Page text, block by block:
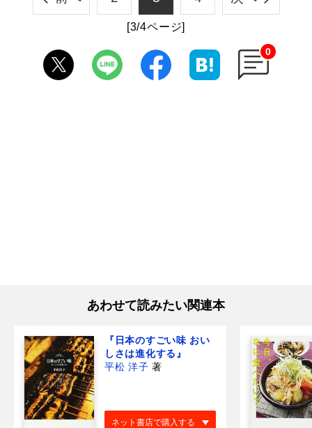
[3/4ページ]
0
あわせて読みたい関連本
『日本のすごい味 おい
しさは進化する』
平松 洋子 著
ネット書店で購入する